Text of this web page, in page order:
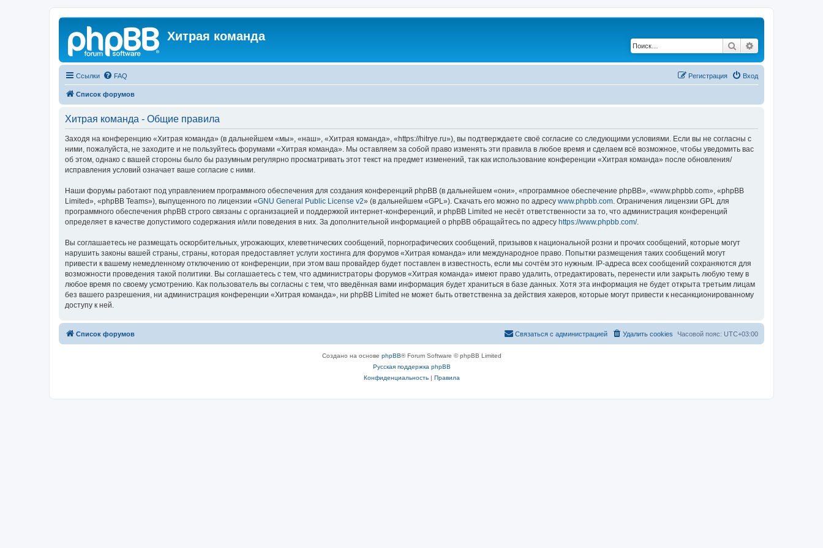
Хитрая команда
Поиск
Ссылки FAQ Вход
Регистрация
Список форумов
Хитрая команда - Общие правила
Заходя на конференцию «Хитрая команда» (в дальнейшем «мы», «наш», «Хитрая команда», «https://hitrye.ru»), вы подтверждаете своё согласие со следующими условиями. Если вы не согласны с
ними, пожалуйста, не заходите и не пользуйтесь форумами «Хитрая команда». Мы оставляем за собой право изменять эти правила в любое время и сделаем всё возможное, чтобы уведомить вас
об этом, однако с вашей стороны было бы разумным регулярно просматривать этот текст на предмет изменений, так как использование конференции «Хитрая команда» после обновления/
исправления условий означает ваше согласие с ними.
Наши форумы работают под управлением программного обеспечения для создания конференций phpBB (в дальнейшем «они», «программное обеспечение phpBB», «www.phpbb.com», «phpBB
Limited», «phpBB Teams»), выпущенного по лицензии «GNU General Public License v2» (в дальнейшем «GPL»). Скачать его можно по адресу www.phpbb.com. Ограничения лицензии GPL для
программного обеспечения phpBB строго связаны с организацией и поддержкой интернет-конференций, и phpBB Limited не несёт ответственности за то, что администрация конференций
определяет в качестве допустимого содержания и/или поведения в них. За дополнительной информацией о phpBB обращайтесь по адресу https://www.phpbb.com/.
Вы соглашаетесь не размещать оскорбительных, угрожающих, клеветнических сообщений, порнографических сообщений, призывов к национальной розни и прочих сообщений, которые могут
нарушить законы вашей страны, страны, которая предоставляет услуги хостинга для форумов «Хитрая команда» или международное право. Попытки размещения таких сообщений могут
привести к вашему немедленному отключению от конференции, при этом ваш провайдер будет поставлен в известность, если мы сочтём это нужным. IP-адреса всех сообщений сохраняются для
возможности проведения такой политики. Вы соглашаетесь с тем, что администраторы форумов «Хитрая команда» имеют право удалить, отредактировать, перенести или закрыть любую тему в
любое время по своему усмотрению. Как пользователь вы согласны с тем, что введённая вами информация будет храниться в базе данных. Хотя эта информация не будет открыта третьим лицам
без вашего разрешения, ни администрация конференции «Хитрая команда», ни phpBB Limited не может быть ответственна за действия хакеров, которые могут привести к несанкционированному
доступу к ней.
Список форумов Часовой пояс: UTC+03:00
Удалить cookies
Связаться с администрацией
Создано на основе phpBB® Forum Software © phpBB Limited
Русская поддержка phpBB
Конфиденциальность| Правила